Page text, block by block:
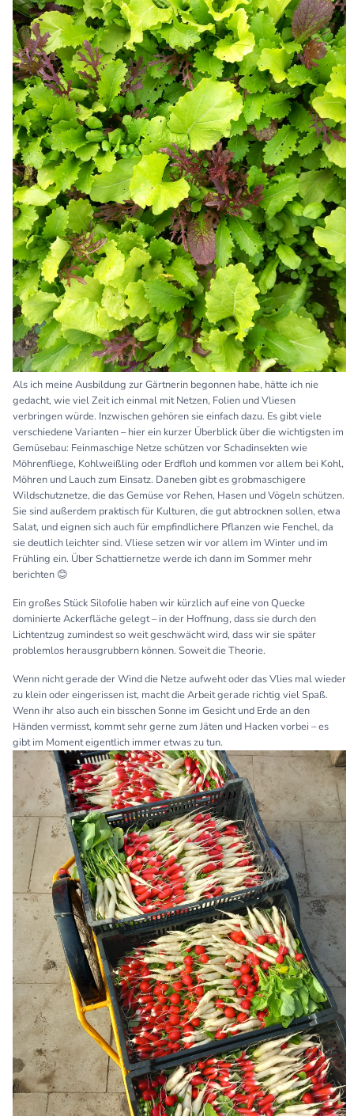
Als ich meine Ausbildung zur Gärtnerin begonnen habe, hätte ich nie
gedacht, wie viel Zeit ich einmal mit Netzen, Folien und Vliesen
verbringen würde. Inzwischen gehören sie einfach dazu. Es gibt viele
verschiedene Varianten – hier ein kurzer Überblick über die wichtigsten im
Gemüsebau: Feinmaschige Netze schützen vor Schadinsekten wie
Möhrenfliege, Kohlweißling oder Erdfloh und kommen vor allem bei Kohl,
Möhren und Lauch zum Einsatz. Daneben gibt es grobmaschigere
Wildschutznetze, die das Gemüse vor Rehen, Hasen und Vögeln schützen.
Sie sind außerdem praktisch für Kulturen, die gut abtrocknen sollen, etwa
Salat, und eignen sich auch für empfindlichere Pflanzen wie Fenchel, da
sie deutlich leichter sind. Vliese setzen wir vor allem im Winter und im
Frühling ein. Über Schattiernetze werde ich dann im Sommer mehr
berichten 😊
Ein großes Stück Silofolie haben wir kürzlich auf eine von Quecke
dominierte Ackerfläche gelegt – in der Hoffnung, dass sie durch den
Lichtentzug zumindest so weit geschwächt wird, dass wir sie später
problemlos herausgrubbern können. Soweit die Theorie.
Wenn nicht gerade der Wind die Netze aufweht oder das Vlies mal wieder
zu klein oder eingerissen ist, macht die Arbeit gerade richtig viel Spaß.
Wenn ihr also auch ein bisschen Sonne im Gesicht und Erde an den
Händen vermisst, kommt sehr gerne zum Jäten und Hacken vorbei – es
gibt im Moment eigentlich immer etwas zu tun.